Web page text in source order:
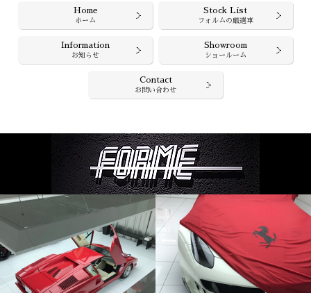
Home
ホーム
Stock List
フォルムの厳選車
Information
お知らせ
Showroom
ショールーム
Contact
お問い合わせ